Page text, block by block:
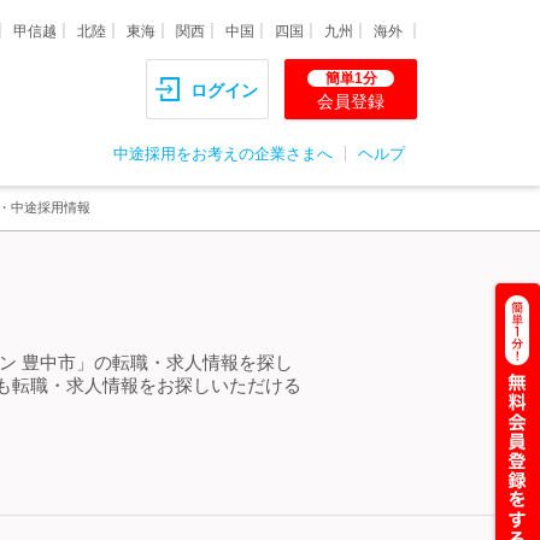
甲信越 北陸 東海 関西 中国 四国 九州 海外
ログイン
簡単1分
会員登録
中途採用をお考えの企業さまへ ヘルプ
中途採用情報
豊中市」の転職・求人情報を探し
転職・求人情報をお探しいただける